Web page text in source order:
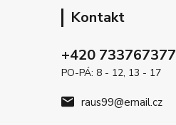
Kontakt
+420 733767377
PO-PÁ: 8 - 12, 13 - 17
raus99@email.cz